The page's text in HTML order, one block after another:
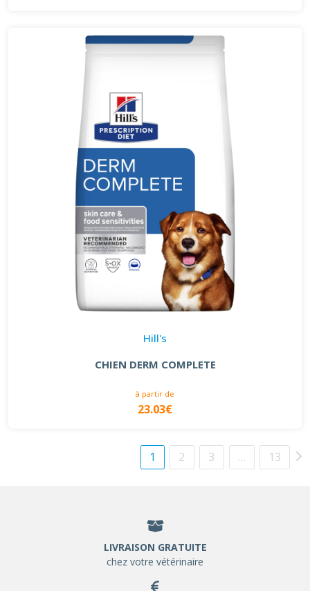
Hill's
CHIEN DERM COMPLETE
à partir de
23.03€
1 2 3 … 13
LIVRAISON GRATUITE
chez votre vétérinaire